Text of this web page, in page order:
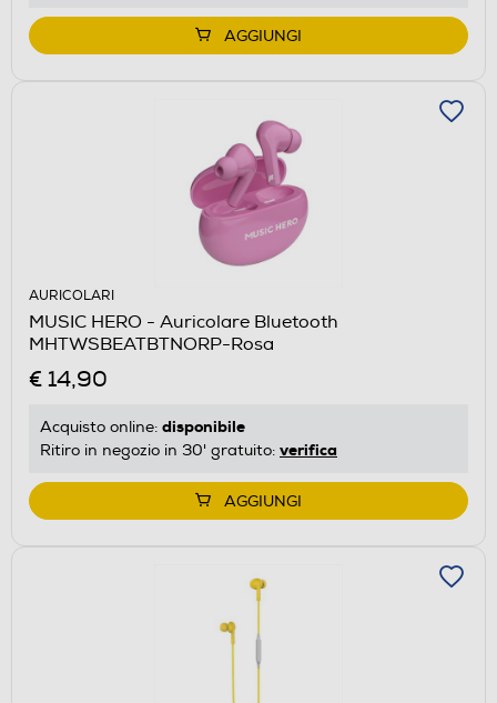
AGGIUNGI
AURICOLARI
MUSIC HERO - Auricolare Bluetooth
MHTWSBEATBTNORP-Rosa
€ 14,90
Acquisto online: disponibile
Ritiro in negozio in 30' gratuito: verifica
AGGIUNGI